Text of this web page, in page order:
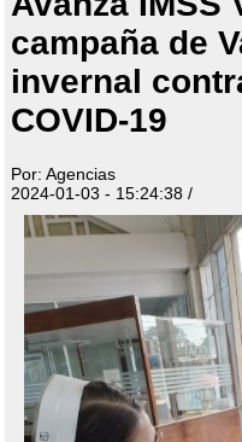
campaña de
invernal
COVID-19
Por: Agencias
2024-01-03 - 15:24:38 /